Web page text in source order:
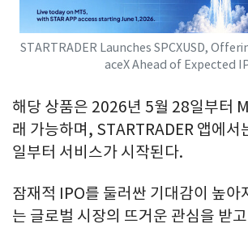
STARTRADER Launches SPCXUSD,
aceX Ahead of Expected
해당 상품은 2026년 5월 28일부터
래 가능하며, STARTRADER 앱에
일부터 서비스가 시작된다.
잠재적 IPO를 둘러싼 기대감이 높
는 글로벌 시장의 뜨거운 관심을 받고